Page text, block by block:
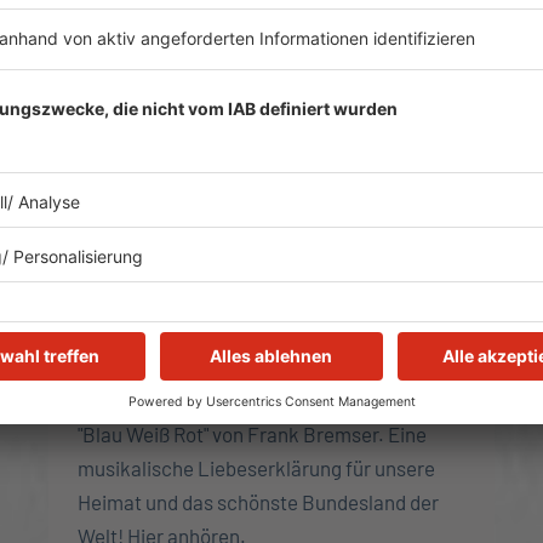
HOLSTEIN: "BLAU WEISS ROT“!
Der R.SH-Song für Schleswig-Holstein:
"Blau Weiß Rot" von Frank Bremser. Eine
musikalische Liebeserklärung für unsere
Heimat und das schönste Bundesland der
Welt! Hier anhören.